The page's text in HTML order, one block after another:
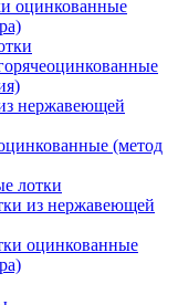
оцинкованные
нержавеющей
(метод
лотки
из нержавеющей
оцинкованные